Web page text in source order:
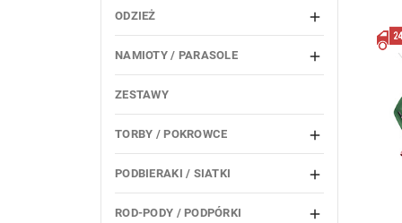
ODZIEŻ 
NAMIOTY / PARASOLE 
ZESTAWY
TORBY / POKROWCE 
PODBIERAKI / SIATKI 
ROD-PODY / PODPÓRKI 